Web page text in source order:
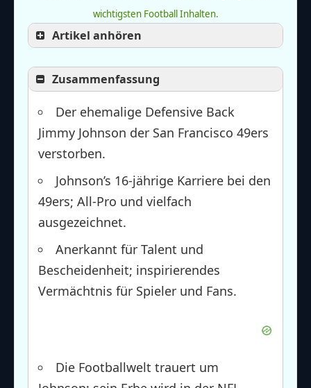
wichtigsten Football Inhalten.
Artikel anhören
Zusammenfassung
Der ehemalige Defensive Back
Jimmy Johnson der San Francisco 49ers
verstorben.
Johnson’s 16-jährige Karriere bei den
49ers; All-Pro und vielfach
ausgezeichnet.
Anerkannt für Talent und
Bescheidenheit; inspirierendes
Vermächtnis für Spieler und Fans.
Die Footballwelt trauert um